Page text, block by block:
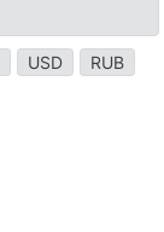
USD RUB